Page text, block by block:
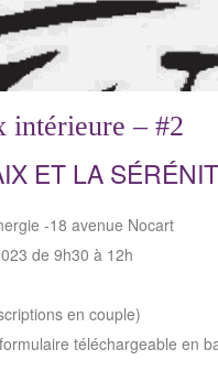
intérieure – #2
ET LA
-18 avenue Nocart
de 9h30 à 12h
en couple)
formulaire téléchargeable en